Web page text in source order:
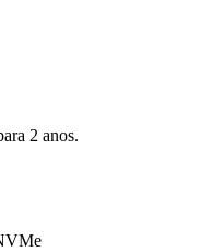
2 anos.